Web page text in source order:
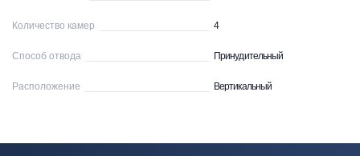
Количество камер 4
Способ отвода Принудительный
Расположение Вертикальный